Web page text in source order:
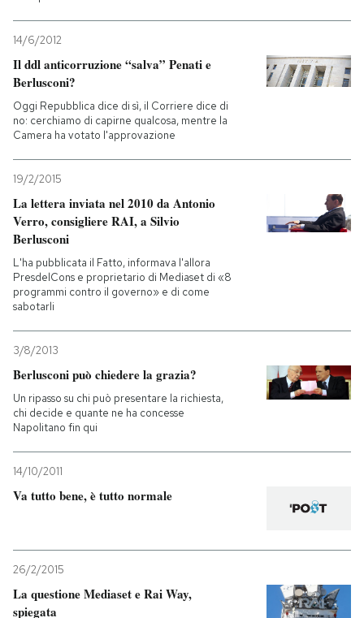
14/6/2012
Il ddl anticorruzione “salva” Penati e
Berlusconi?
Oggi Repubblica dice di sì, il Corriere dice di
no: cerchiamo di capirne qualcosa, mentre la
Camera ha votato l'approvazione
19/2/2015
La lettera inviata nel 2010 da Antonio
Verro, consigliere RAI, a Silvio
Berlusconi
L'ha pubblicata il Fatto, informava l'allora
PresdelCons e proprietario di Mediaset di «8
programmi contro il governo» e di come
sabotarli
3/8/2013
Berlusconi può chiedere la grazia?
Un ripasso su chi può presentare la richiesta,
chi decide e quante ne ha concesse
Napolitano fin qui
14/10/2011
Va tutto bene, è tutto normale
26/2/2015
La questione Mediaset e Rai Way,
spiegata